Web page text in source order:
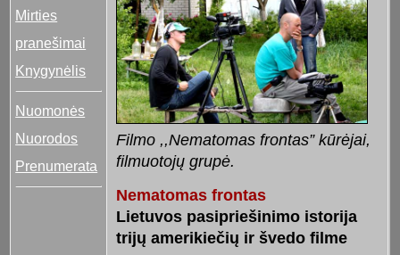
Mirties
pranešimai
Knygynėlis
Nuomonės
Nuorodos
Prenumerata
Filmo ,,Nematomas frontas” kūrėjai,
filmuotojų grupė.
Nematomas frontas
Lietuvos pasipriešinimo istorija
trijų amerikiečių ir švedo filme